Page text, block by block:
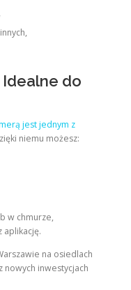
do
jest jednym z
niemu możesz:
w chmurze,
na osiedlach
nowych inwestycjach